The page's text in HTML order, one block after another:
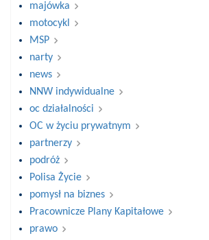
majówka
motocykl
MSP
narty
news
NNW indywidualne
oc działalności
OC w życiu prywatnym
partnerzy
podróż
Polisa Życie
pomysł na biznes
Pracownicze Plany Kapitałowe
prawo